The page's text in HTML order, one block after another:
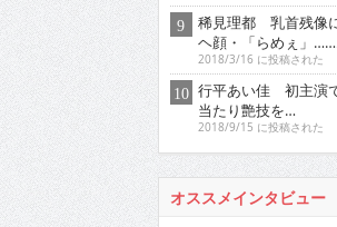
稀見理都 乳首残像
ヘ顔・「らめぇ」……
2018/3/16 に投稿された
行平あい佳 初主演
当たり艶技を…
2018/9/15 に投稿された
オススメインタビュー